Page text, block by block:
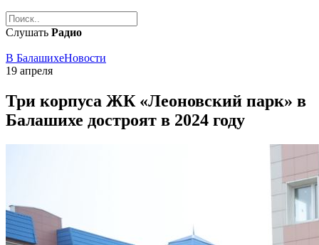
Слушать Радио
В БалашихеНовости
19 апреля
Три корпуса ЖК «Леоновский парк» в
Балашихе достроят в 2024 году